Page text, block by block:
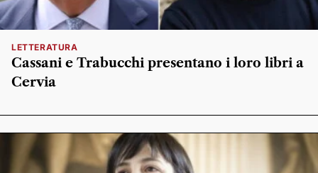
LETTERATURA
Cassani e Trabucchi presentano i loro libri a
Cervia